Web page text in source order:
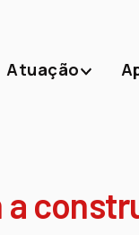
Atuação
a